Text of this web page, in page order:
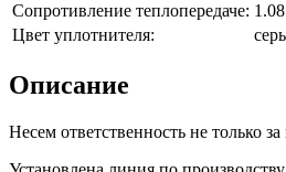
Сопротивление теплопередаче:
Цвет уплотнителя:
Описание
Несем ответственность не только